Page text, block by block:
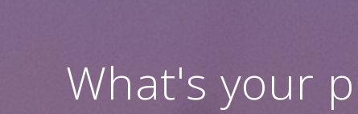
What's your